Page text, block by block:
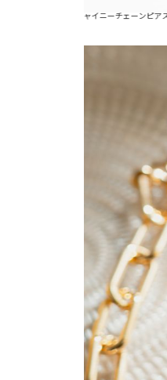
メタルシャイニーチェーンピアスSET(シルバー)